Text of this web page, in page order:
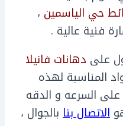
حي الياسمين ،
فنية عالية .
على دهانات فانيلا
المناسبة لهذه
السرعه و الدقه
الاتصال بنا بالجوال ،